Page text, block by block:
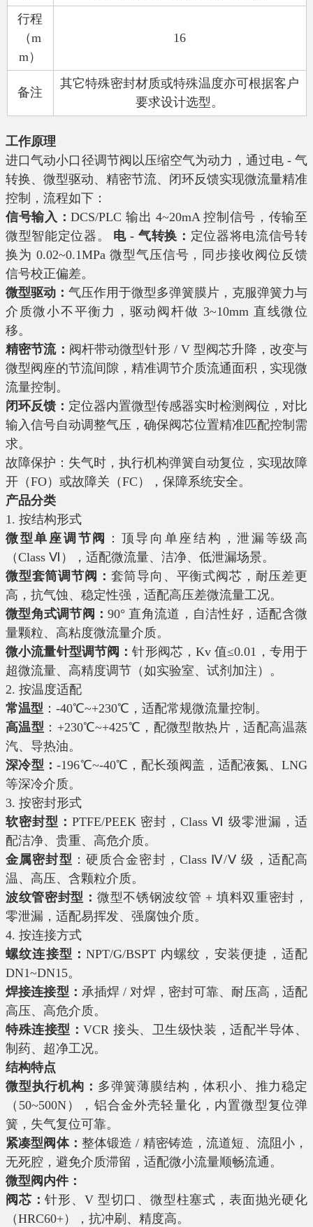
行程
（m
m ）
16
备注
其它特殊密封材质或特殊温度亦可根据客户
要求设计选型。
工作原理
进口气动小口径调节阀以压缩空气为动力，通过电 - 气
转换、微型驱动、精密节流、闭环反馈实现微流量精准
控制，流程如下：
信号输入：DCS/PLC 输出 4~20mA 控制信号，传输至
微型智能定位器。
电 - 气转换： 定位器将电流信号转
换为 0.02~0.1MPa 微型气压信号，同步接收阀位反馈
信号校正偏差。
微型驱动： 气压作用于微型多弹簧膜片，克服弹簧力与
介质微小不平衡力，驱动阀杆做 3~10mm 直线微位
移。
精密节流： 阀杆带动微型针形 / V 型阀芯升降，改变与
微型阀座的节流间隙，精准调节介质流通面积，实现微
流量控制。
闭环反馈： 定位器内置微型传感器实时检测阀位，对比
输入信号自动调整气压，确保阀芯位置精准匹配控制需
求。
故障保护：失气时，执行机构弹簧自动复位，实现故障
开（FO）或故障关（FC），保障系统安全。
产品分类
1. 按结构形式
微型单座调节阀
：顶导向单座结构，泄漏等级高
（Class Ⅵ），适配微流量、洁净、低泄漏场景。
微型套筒调节阀： 套筒导向、平衡式阀芯，耐压差更
高，抗气蚀、稳定性强，适配高压差微流量工况。
微型角式调节阀：90° 直角流道，自洁性好，适配含微
量颗粒、高粘度微流量介质。
微小流量针型调节阀：针形阀芯，Kv 值≤0.01，专用于
超微流量、高精度调节（如实验室、试剂加注）。
2. 按温度适配
常温型 ：-40℃~+230℃，适配常规微流量控制。
高温型 ：+230℃~+425℃，配微型散热片，适配高温蒸
汽、导热油。
深冷型：-196℃~-40℃，配长颈阀盖，适配液氮、LNG
等深冷介质。
3. 按密封形式
软密封型： PTFE/PEEK 密封，Class Ⅵ 级零泄漏，适
配洁净、贵重、高危介质。
金属密封型 ：硬质合金密封，Class Ⅳ/Ⅴ 级，适配高
温、高压、含颗粒介质。
波纹管密封型： 微型不锈钢波纹管 + 填料双重密封，
零泄漏，适配易挥发、强腐蚀介质。
4. 按连接方式
螺纹连接型：NPT/G/BSPT 内螺纹，安装便捷，适配
DN1~DN15。
焊接连接型： 承插焊 / 对焊，密封可靠、耐压高，适配
高压、高危介质。
特殊连接型：VCR 接头、卫生级快装，适配半导体、
制药、超净工况。
结构特点
微型执行机构： 多弹簧薄膜结构，体积小、推力稳定
（50~500N），铝合金外壳轻量化，内置微型复位弹
簧，失气复位可靠。
紧凑型阀体： 整体锻造 / 精密铸造，流道短、流阻小，
无死腔，避免介质滞留，适配微小流量顺畅流通。
微型阀内件：
阀芯：针形、V 型切口、微型柱塞式，表面抛光硬化
（HRC60+），抗冲刷、精度高。